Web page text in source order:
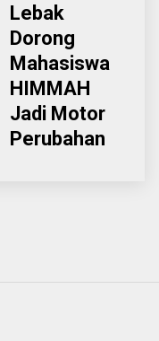
Lebak
Dorong
Mahasiswa
HIMMAH
Jadi Motor
Perubahan